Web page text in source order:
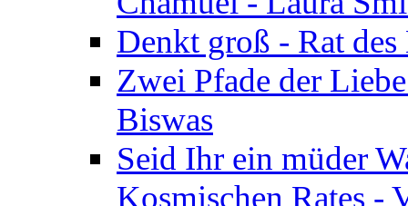
Denkt groß - Rat
Zwei Pfade der
Biswas
Seid Ihr ein müder
Kosmischen Rates -